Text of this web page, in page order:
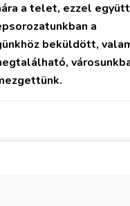
a telet, ezzel
a
beküldött,